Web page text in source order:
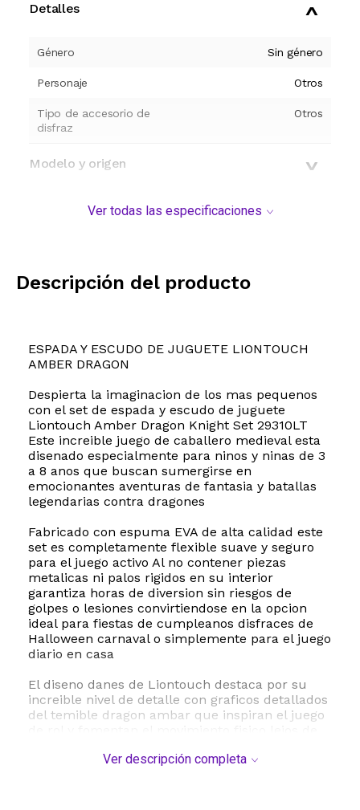
Detalles
Género Sin género
Personaje Otros
Tipo de accesorio de
disfraz
Otros
Modelo y origen
Ver todas las especificaciones
Descripción del producto
ESPADA Y ESCUDO DE JUGUETE LIONTOUCH
AMBER DRAGON
Despierta la imaginacion de los mas pequenos
con el set de espada y escudo de juguete
Liontouch Amber Dragon Knight Set 29310LT
Este increible juego de caballero medieval esta
disenado especialmente para ninos y ninas de 3
a 8 anos que buscan sumergirse en
emocionantes aventuras de fantasia y batallas
legendarias contra dragones
Fabricado con espuma EVA de alta calidad este
set es completamente flexible suave y seguro
para el juego activo Al no contener piezas
metalicas ni palos rigidos en su interior
garantiza horas de diversion sin riesgos de
golpes o lesiones convirtiendose en la opcion
ideal para fiestas de cumpleanos disfraces de
Halloween carnaval o simplemente para el juego
diario en casa
El diseno danes de Liontouch destaca por su
increible nivel de detalle con graficos detallados
del temible dragon ambar que inspiran el juego
y la creatividad de manera segura ya que
Ver descripción completa